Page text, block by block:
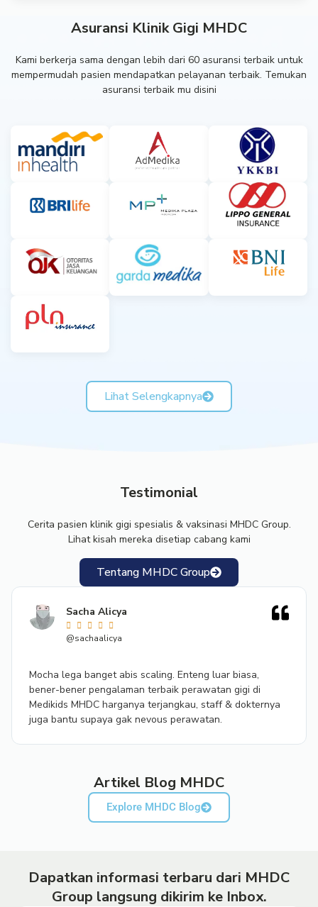
Asuransi Klinik Gigi MHDC
Kami berkerja sama dengan lebih dari 60 asuransi terbaik untuk
mempermudah pasien mendapatkan pelayanan terbaik. Temukan
asuransi terbaik mu disini
Lihat Selengkapnya
Testimonial
Cerita pasien klinik gigi spesialis & vaksinasi MHDC Group.
Lihat kisah mereka disetiap cabang kami
Tentang MHDC Group
Sacha Alicya
    
@sachaalicya
Mocha lega banget abis scaling. Enteng luar biasa,
bener-bener pengalaman terbaik perawatan gigi di
Medikids MHDC harganya terjangkau, staff & dokternya
juga bantu supaya gak nevous perawatan.
Artikel Blog MHDC
Explore MHDC Blog
Dapatkan informasi terbaru dari MHDC
Group langsung dikirim ke Inbox.